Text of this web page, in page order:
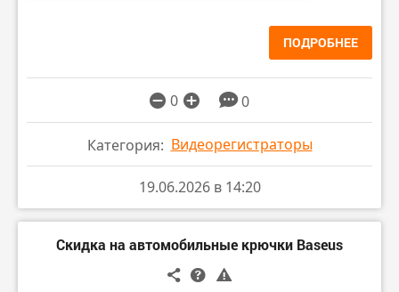
ПОДРОБНЕЕ
0 0
Категория: Видеорегистраторы
19.06.2026 в 14:20
Скидка на автомобильные крючки Baseus